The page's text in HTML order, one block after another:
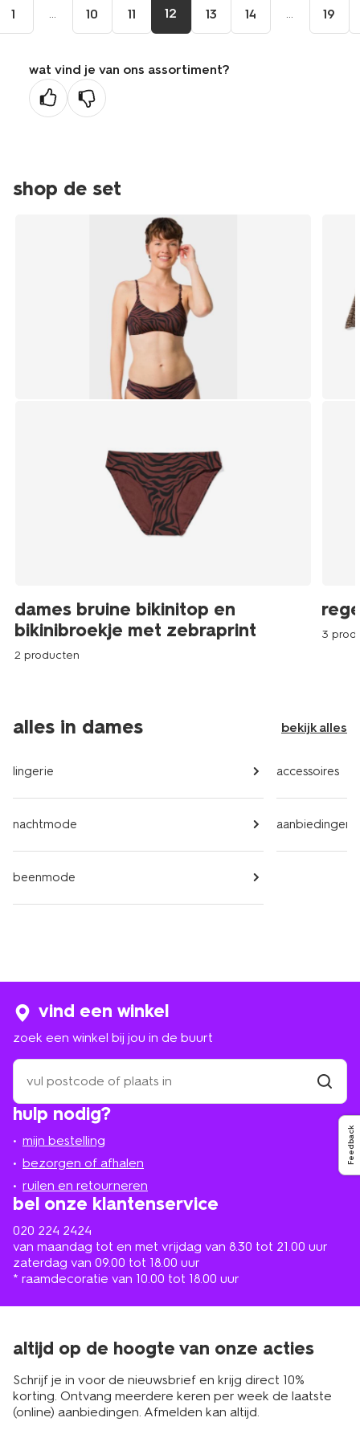
1 ... 10 11 12 13 14 ... 19
wat vind je van ons assortiment?
Feedback
shop de set
dames bruine bikinitop en
bikinibroekje met zebraprint
2 producten
3
alles in dames bekijk alles
lingerie
nachtmode
beenmode
accessoires
aanbiedingen
hulp nodig?
mijn bestelling
bezorgen of afhalen
ruilen en retourneren
bel onze klantenservice
020 224 2424
van maandag tot en met vrijdag van 8.30 tot 21.00 uur
zaterdag van 09.00 tot 18.00 uur
* raamdecoratie van 10.00 tot 18.00 uur
vind een winkel
zoek een winkel bij jou in de buurt
zoek
een
winkel
bij
in
de
buurt
winkel
altijd op de hoogte van onze acties
Schrijf je in voor de nieuwsbrief en krijg direct 10%
korting. Ontvang meerdere keren per week de laatste
(online) aanbiedingen. Afmelden kan altijd.